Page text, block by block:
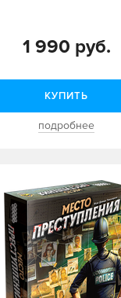
1 990 руб.
КУПИТЬ
подробнее